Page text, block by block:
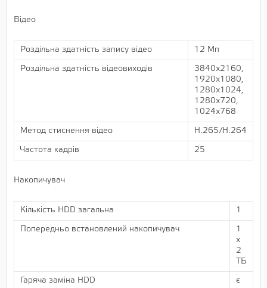
Відео
Роздільна здатність запису відео 12 Мп
Роздільна здатність відеовиходів
3840х2160,
1920х1080,
1280х1024,
1280х720,
1024х768
Метод стиснення відео H.265/H.264
Частота кадрів 25
Накопичувач
Кількість HDD загальна 1
Попередньо встановлений накопичувач
1
х
2
ТБ
Гаряча заміна HDD є